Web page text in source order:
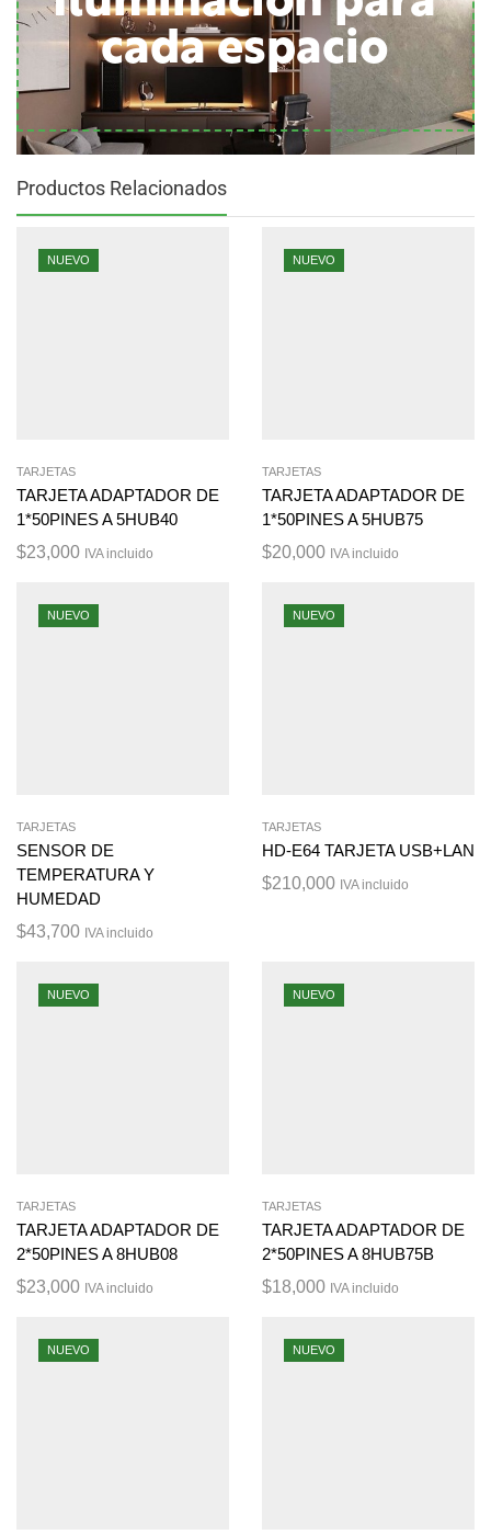
cada espacio
Productos Relacionados
NUEVO
TARJETAS
TARJETA ADAPTADOR DE
1*50PINES A 5HUB40
$23,000 IVA incluido
NUEVO
TARJETAS
TARJETA ADAPTADOR DE
1*50PINES A 5HUB75
$20,000 IVA incluido
NUEVO
TARJETAS
SENSOR DE
TEMPERATURA Y
HUMEDAD
$43,700 IVA incluido
NUEVO
TARJETAS
HD-E64 TARJETA USB+LAN
$210,000 IVA incluido
NUEVO
TARJETAS
TARJETA ADAPTADOR DE
2*50PINES A 8HUB08
$23,000 IVA incluido
NUEVO
TARJETAS
TARJETA ADAPTADOR DE
2*50PINES A 8HUB75B
$18,000 IVA incluido
NUEVO NUEVO